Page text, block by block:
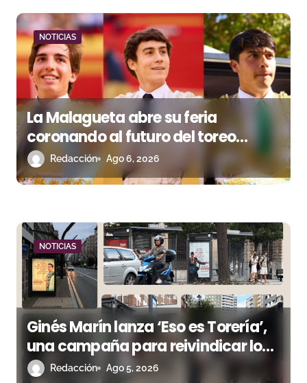
a
d
a
s
NOTICIAS
La Malagueta abre su feria
coronando al futuro del toreo
andaluz
Redacción Ago 6, 2026
NOTICIAS
Ginés Marín lanza ‘Eso es Torería’,
una campaña para reivindicar los
valores del toreo más allá del ruedo
Redacción Ago 5, 2026